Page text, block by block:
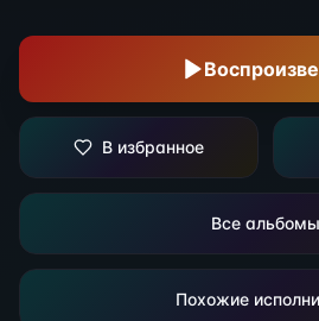
В избранное
Все альбомы
Похожие